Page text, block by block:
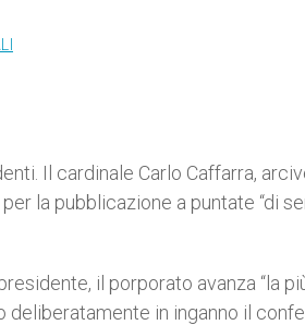
Il cardinale Carlo Caffarra,
la pubblicazione a puntate “di
il porporato avanza “la
in inganno il